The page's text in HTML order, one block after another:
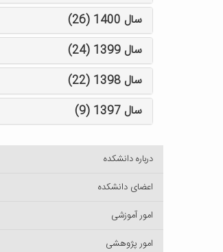
سال 1400 (26)
سال 1399 (24)
سال 1398 (22)
سال 1397 (9)
درباره دانشکده
اعضای دانشکده
امور آموزشی
امور پژوهشی